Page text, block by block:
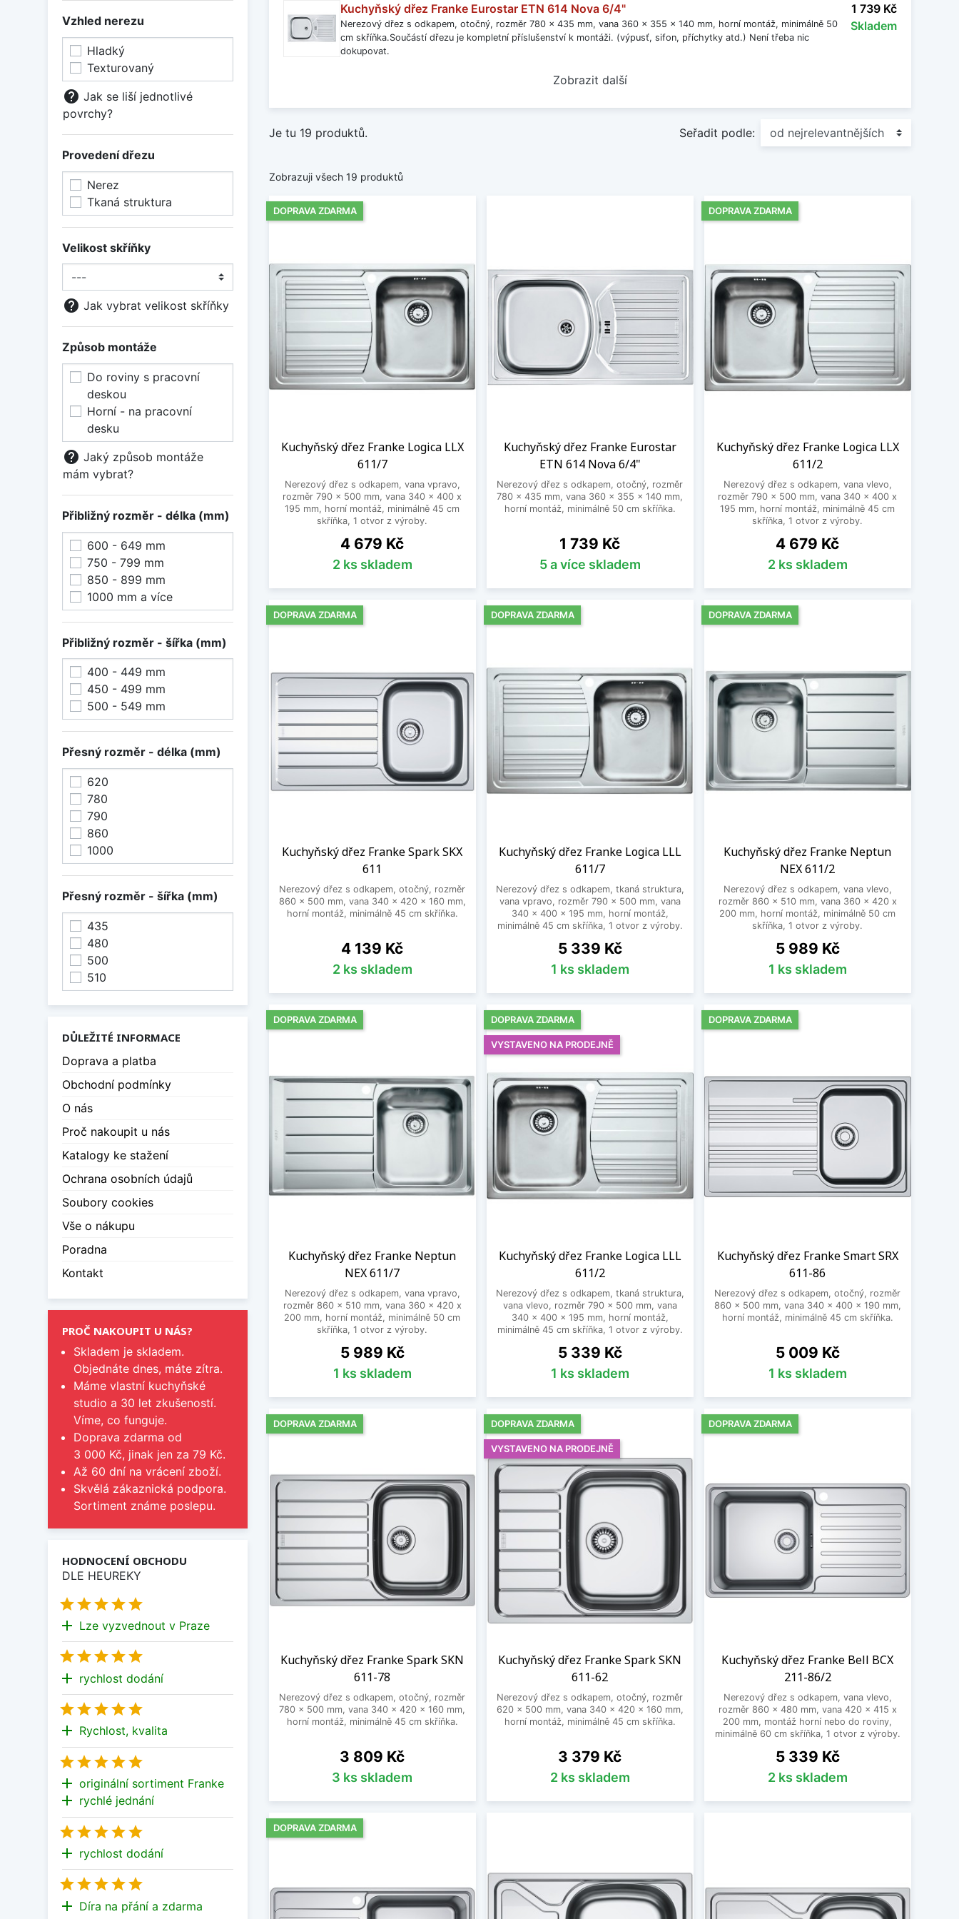
Vzhled nerezu
Hladký
Texturovaný
help Jak se liší jednotlivé
povrchy?
Provedení dřezu
Nerez
Tkaná struktura
Velikost skříňky
help Jak vybrat velikost skříňky
Způsob montáže
Do roviny s pracovní
deskou
Horní - na pracovní
desku
help Jaký způsob montáže
mám vybrat?
Přibližný rozměr - délka (mm)
600 - 649 mm
750 - 799 mm
850 - 899 mm
1000 mm a více
Přibližný rozměr - šířka (mm)
400 - 449 mm
450 - 499 mm
500 - 549 mm
Přesný rozměr - délka (mm)
620
780
790
860
1000
Přesný rozměr - šířka (mm)
435
480
500
510
DŮLEŽITÉ INFORMACE
Doprava a platba
Obchodní podmínky
O nás
Proč nakoupit u nás
Katalogy ke stažení
Ochrana osobních údajů
Soubory cookies
Vše o nákupu
Poradna
Kontakt
PROČ NAKOUPIT U NÁS?
Skladem je skladem.
Objednáte dnes, máte zítra.
Máme vlastní kuchyňské
studio a 30 let zkušeností.
Víme, co funguje.
Doprava zdarma od
3 000 Kč, jinak jen za 79 Kč.
Až 60 dní na vrácení zboží.
Skvělá zákaznická podpora.
Sortiment známe poslepu.
HODNOCENÍ OBCHODU
DLE HEUREKY

add Lze vyzvednout v Praze

add rychlost dodání

add Rychlost, kvalita

add originální sortiment Franke
add rychlé jednání

add rychlost dodání

add Díra na přání a zdarma
prodejem dřezů od nás můžete očekávat velmi profesionální přístup.
Zobrazit méně
Kuchyňský dřez Franke Eurostar ETN 614 Nova 6/4"
Nerezový dřez s odkapem, otočný, rozměr 780 x 435 mm, vana 360 x 355 x 140 mm, horní montáž, minimálně 50
cm skříňka.Součástí dřezu je kompletní příslušenství k montáži. (výpusť, sifon, příchytky atd.) Není třeba nic
dokupovat.
1 739 Kč
Skladem
Zobrazit další
Je tu 19 produktů. Seřadit podle:
Zobrazuji všech 19 produktů
Kuchyňský dřez Franke Logica LLX
611/7
Nerezový dřez s odkapem, vana vpravo,
rozměr 790 x 500 mm, vana 340 x 400 x
195 mm, horní montáž, minimálně 45 cm
skříňka, 1 otvor z výroby.
Cena
4 679 Kč
2 ks skladem
DOPRAVA ZDARMA
Kuchyňský dřez Franke Eurostar
ETN 614 Nova 6/4"
Nerezový dřez s odkapem, otočný, rozměr
780 x 435 mm, vana 360 x 355 x 140 mm,
horní montáž, minimálně 50 cm skříňka.
Cena
1 739 Kč
5 a více skladem
Kuchyňský dřez Franke Logica LLX
611/2
Nerezový dřez s odkapem, vana vlevo,
rozměr 790 x 500 mm, vana 340 x 400 x
195 mm, horní montáž, minimálně 45 cm
skříňka, 1 otvor z výroby.
Cena
4 679 Kč
2 ks skladem
DOPRAVA ZDARMA
Kuchyňský dřez Franke Spark SKX
611
Nerezový dřez s odkapem, otočný, rozměr
860 x 500 mm, vana 340 x 420 x 160 mm,
horní montáž, minimálně 45 cm skříňka.
Cena
4 139 Kč
2 ks skladem
DOPRAVA ZDARMA
Kuchyňský dřez Franke Logica LLL
611/7
Nerezový dřez s odkapem, tkaná struktura,
vana vpravo, rozměr 790 x 500 mm, vana
340 x 400 x 195 mm, horní montáž,
minimálně 45 cm skříňka, 1 otvor z výroby.
Cena
5 339 Kč
1 ks skladem
DOPRAVA ZDARMA
Kuchyňský dřez Franke Neptun
NEX 611/2
Nerezový dřez s odkapem, vana vlevo,
rozměr 860 x 510 mm, vana 360 x 420 x
200 mm, horní montáž, minimálně 50 cm
skříňka, 1 otvor z výroby.
Cena
5 989 Kč
1 ks skladem
DOPRAVA ZDARMA
Kuchyňský dřez Franke Neptun
NEX 611/7
Nerezový dřez s odkapem, vana vpravo,
rozměr 860 x 510 mm, vana 360 x 420 x
200 mm, horní montáž, minimálně 50 cm
skříňka, 1 otvor z výroby.
Cena
5 989 Kč
1 ks skladem
DOPRAVA ZDARMA
Kuchyňský dřez Franke Logica LLL
611/2
Nerezový dřez s odkapem, tkaná struktura,
vana vlevo, rozměr 790 x 500 mm, vana
340 x 400 x 195 mm, horní montáž,
minimálně 45 cm skříňka, 1 otvor z výroby.
Cena
5 339 Kč
1 ks skladem
DOPRAVA ZDARMA
VYSTAVENO NA PRODEJNĚ
Kuchyňský dřez Franke Smart SRX
611-86
Nerezový dřez s odkapem, otočný, rozměr
860 x 500 mm, vana 340 x 400 x 190 mm,
horní montáž, minimálně 45 cm skříňka.
Cena
5 009 Kč
1 ks skladem
DOPRAVA ZDARMA
Kuchyňský dřez Franke Spark SKN
611-78
Nerezový dřez s odkapem, otočný, rozměr
780 x 500 mm, vana 340 x 420 x 160 mm,
horní montáž, minimálně 45 cm skříňka.
Cena
3 809 Kč
3 ks skladem
DOPRAVA ZDARMA
Kuchyňský dřez Franke Spark SKN
611-62
Nerezový dřez s odkapem, otočný, rozměr
620 x 500 mm, vana 340 x 420 x 160 mm,
horní montáž, minimálně 45 cm skříňka.
Cena
3 379 Kč
2 ks skladem
DOPRAVA ZDARMA
VYSTAVENO NA PRODEJNĚ
Kuchyňský dřez Franke Bell BCX
211-86/2
Nerezový dřez s odkapem, vana vlevo,
rozměr 860 x 480 mm, vana 420 x 415 x
200 mm, montáž horní nebo do roviny,
minimálně 60 cm skříňka, 1 otvor z výroby.
Cena
5 339 Kč
2 ks skladem
DOPRAVA ZDARMA
DOPRAVA ZDARMA